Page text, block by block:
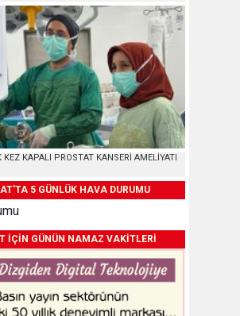
KEZ KAPALI PROSTAT KANSERİ AMELİYATI
5 GÜNLÜK HAVA DURUMU
İÇİN GÜNÜN NAMAZ VAKİTLERİ